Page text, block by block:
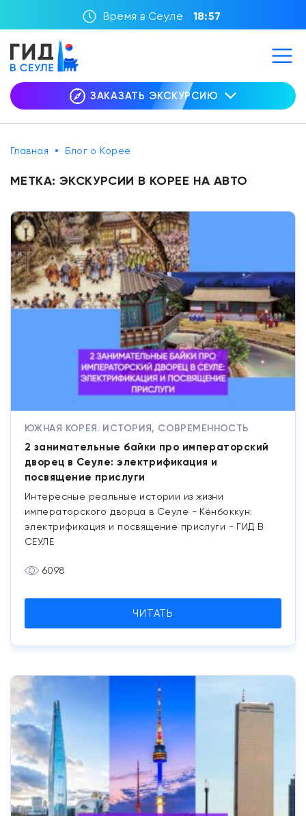
Время в Сеуле 18:57
ЗАКАЗАТЬ ЭКСКУРСИЮ
Главная Блог о Корее
МЕТКА: ЭКСКУРСИИ В КОРЕЕ НА АВТО
ЮЖНАЯ КОРЕЯ. ИСТОРИЯ, СОВРЕМЕННОСТЬ
2 занимательные байки про императорский
дворец в Сеуле: электрификация и
посвящение прислуги
Интересные реальные истории из жизни
императорского дворца в Сеуле - Кёнбоккун:
электрификация и посвящение прислуги - ГИД В
СЕУЛЕ
6098
ЧИТАТЬ